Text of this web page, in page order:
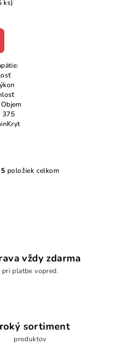
ks)
375
O
i
e
p
y
v
ý
5 položiek celkom
vždy zdarma
pri platbe vopred.
sortiment
produktov